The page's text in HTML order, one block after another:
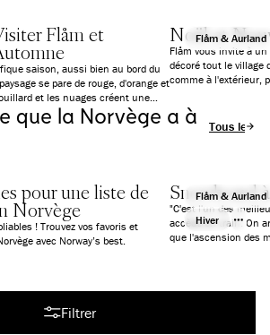
Flåm et
saison, aussi bien au bord du
se pare de rouge, d'orange et
et les nuages créent une
Le rythme est également plus
bonnes raisons de venir découvrir
en famille, que tu aimes les
Flåm & Aurland
Noël et
Flåm vous invite à
décoré tout le village
comme à l'extérieur,
grands.
que la Norvège a à
Tous les
pour une liste de
Norvège
! Trouvez vos favoris et
avec Norway’s best.
Flåm & Aurland
Hiver
Snowboard
"C'est l'un des
accède en train. On
Filtrer